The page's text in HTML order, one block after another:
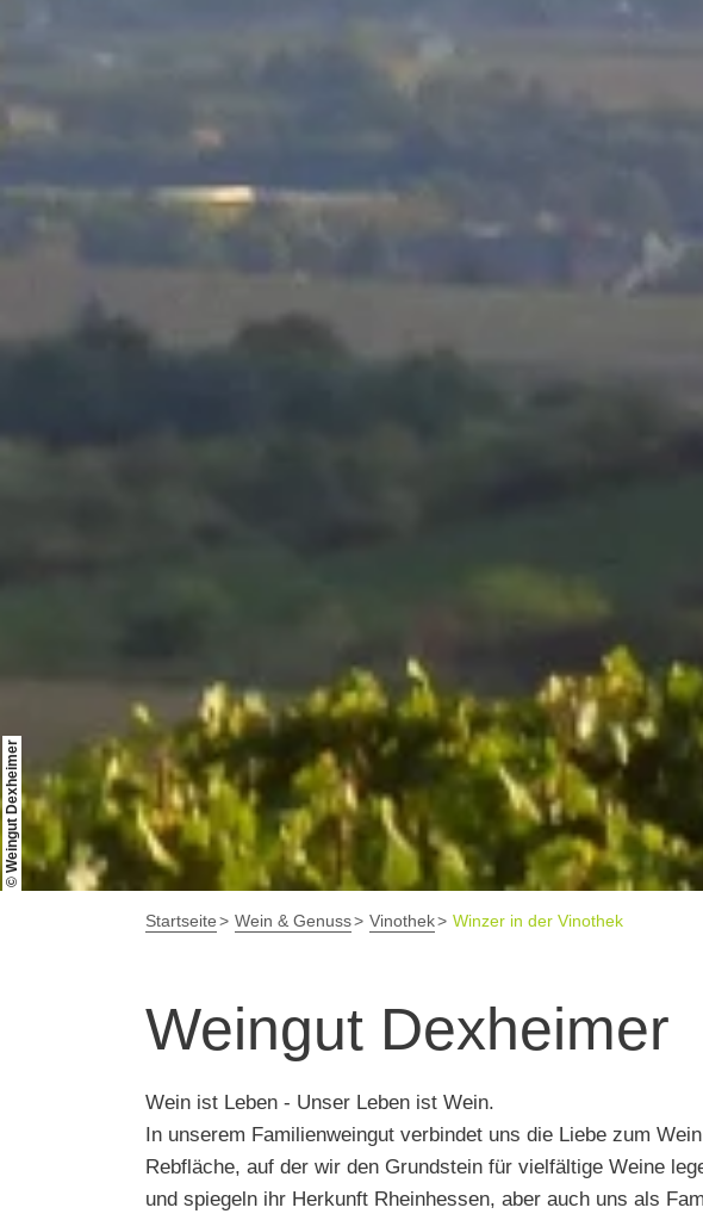
© Weingut Dexheimer
Startseite Wein & Genuss Vinothek Winzer in der Vinothek
Weingut Dexheimer
Wein ist Leben - Unser Leben ist Wein.
In unserem Familienweingut verbindet uns die Liebe zum
Rebfläche, auf der wir den Grundstein für vielfältige Weine
und spiegeln ihr Herkunft Rheinhessen, aber auch uns als